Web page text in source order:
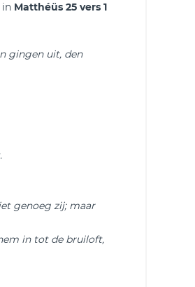
in Matthéüs 25 vers 1
gingen uit, den
genoeg zij; maar
in tot de bruiloft,